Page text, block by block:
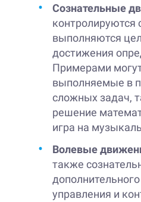
Сознательные
контролируются
выполняются
достижения
Примерами
выполняемые в
сложных задач,
решение
игра на
Волевые
также
управления и